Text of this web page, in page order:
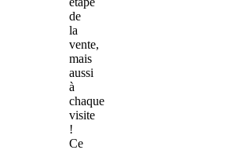
de
la
vente,
mais
aussi
à
chaque
visite
!
Ce